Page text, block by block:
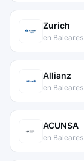
Zurich
en Baleares
Allianz
en Baleares
ACUNSA
en Baleares